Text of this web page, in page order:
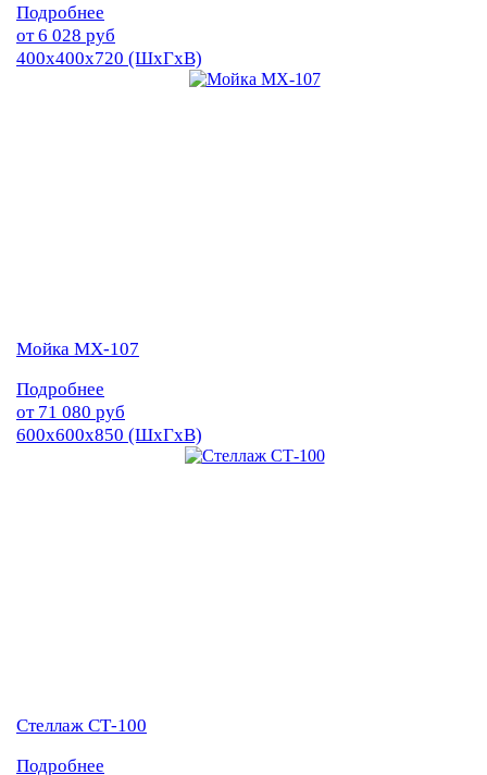
Подробнее
от6 028 руб
400х400х720 (ШхГхВ)
Мойка МХ-107
Подробнее
от 71 080 руб
600х600х850 (ШхГхВ)
Стеллаж СТ-100
Подробнее